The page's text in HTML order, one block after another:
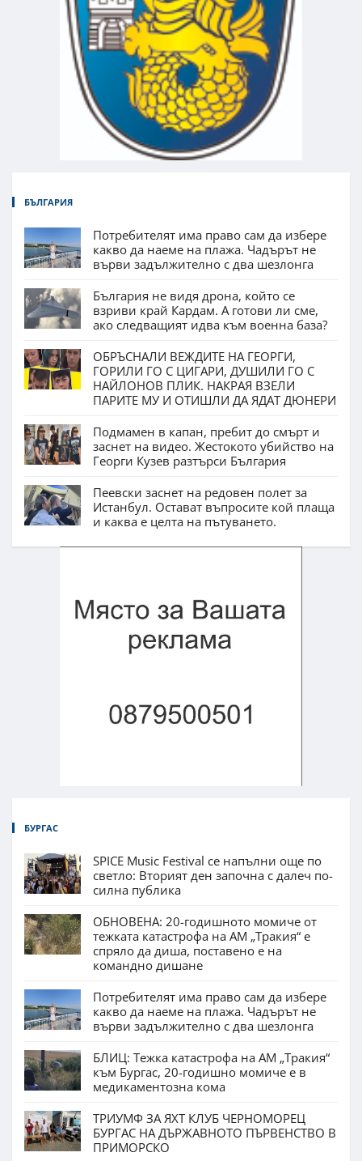
БЪЛГАРИЯ
Потребителят има право сам да избере
какво да наеме на плажа. Чадърът не
върви задължително с два шезлонга
България не видя дрона, който се
взриви край Кардам. А готови ли сме,
ако следващият идва към военна база?
ОБРЪСНАЛИ ВЕЖДИТЕ НА ГЕОРГИ,
ГОРИЛИ ГО С ЦИГАРИ, ДУШИЛИ ГО С
НАЙЛОНОВ ПЛИК. НАКРАЯ ВЗЕЛИ
ПАРИТЕ МУ И ОТИШЛИ ДА ЯДАТ ДЮНЕРИ
Подмамен в капан, пребит до смърт и
заснет на видео. Жестокото убийство на
Георги Кузев разтърси България
Пеевски заснет на редовен полет за
Истанбул. Остават въпросите кой плаща
и каква е целта на пътуването.
БУРГАС
SPICE Music Festival се напълни още по
светло: Вторият ден започна с далеч по-
силна публика
ОБНОВЕНА: 20-годишното момиче от
тежката катастрофа на АМ „Тракия“ е
спряло да диша, поставено е на
командно дишане
Потребителят има право сам да избере
какво да наеме на плажа. Чадърът не
върви задължително с два шезлонга
БЛИЦ: Тежка катастрофа на АМ „Тракия“
към Бургас, 20-годишно момиче е в
медикаментозна кома
ТРИУМФ ЗА ЯХТ КЛУБ ЧЕРНОМОРЕЦ
БУРГАС НА ДЪРЖАВНОТО ПЪРВЕНСТВО В
ПРИМОРСКО